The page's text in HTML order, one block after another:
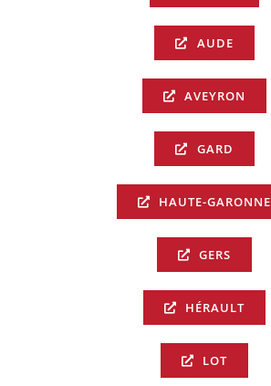
AUDE
AVEYRON
GARD
HAUTE-GARONNE
GERS
HÉRAULT
LOT